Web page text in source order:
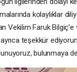
kolaylıklar
Vekilim Faruk
teşekkür
bulunmaya